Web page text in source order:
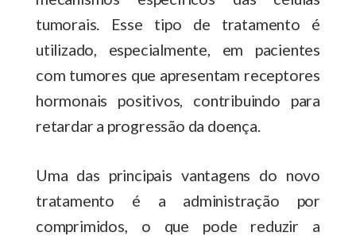
tumorais. Esse tipo de tratamento é
utilizado, especialmente, em pacientes
com tumores que apresentam receptores
hormonais positivos, contribuindo para
retardar a progressão da doença.
Uma das principais vantagens do novo
tratamento é a administração por
comprimidos, o que pode reduzir a